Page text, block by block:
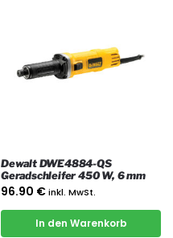
Dewalt DWE4884-QS
Geradschleifer 450 W, 6 mm
96.90 €inkl. MwSt.
In den Warenkorb